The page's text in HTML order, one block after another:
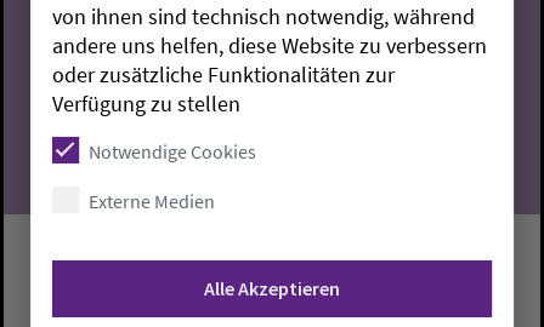
08
08.2026
Kirchenführung durch die
Dreifaltigkeitskirche
von ihnen sind technisch notwendig, während
andere uns helfen, diese Website zu verbessern
oder zusätzliche Funktionalitäten zur
Verfügung zu stellen
Notwendige Cookies
Externe Medien
Alle Akzeptieren